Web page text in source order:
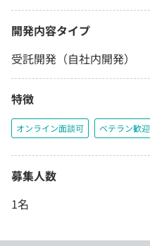
開発内容タイプ
受託開発（自社内開発）
特徴
オンライン面談可 ベテラン歓迎
募集人数
1名